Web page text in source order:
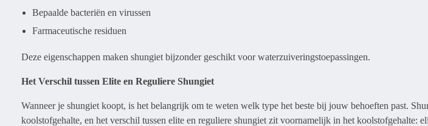
Bepaalde bacteriën en virussen
Farmaceutische residuen
Deze eigenschappen maken shungiet bijzonder geschikt voor waterzuiveringstoepassingen.
Het Verschil tussen Elite en Reguliere Shungiet
Wanneer je shungiet koopt, is het belangrijk om te weten welk type het beste bij jouw behoeften past.
koolstofgehalte, en het verschil tussen elite en reguliere shungiet zit voornamelijk in het koolstofgehalte: